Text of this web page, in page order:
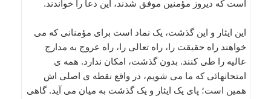
است که دیروز مؤمنین موفق شدند، این دعا را خواندند.
این ایثار و این گذشت، یک نماد است برای مؤمنانی که می
خواهند راه حقیقت را، راه تعالی را، راه عروج به مدارج
عالیه را طی کنند. بدون گذشت، امکان ندارد. همه ی
امتحانهائی که ما می شویم، در واقع نقطه ی اصلی اش
همین است؛ پای یک ایثار و یک گذشت به میان می آید. گاهی